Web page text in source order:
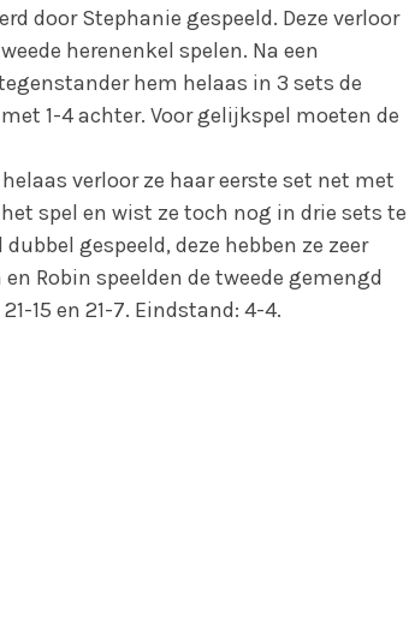
door Stephanie gespeeld. Deze verloor
herenenkel spelen. Na een
hem helaas in 3 sets de
1-4 achter. Voor gelijkspel moeten de
verloor ze haar eerste set net met
spel en wist ze toch nog in drie sets te
gespeeld, deze hebben ze zeer
Robin speelden de tweede gemengd
15 en 21-7. Eindstand: 4-4.